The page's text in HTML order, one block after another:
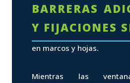
BARRERAS
Y FIJACIONES
en marcos y hojas.
Mientras las